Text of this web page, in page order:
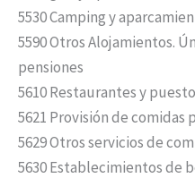
5530 Camping y
5590 Otros Alojamientos.
pensiones
5610 Restaurantes y
5621 Provisión de comidas
5629 Otros servicios de
5630 Establecimientos de